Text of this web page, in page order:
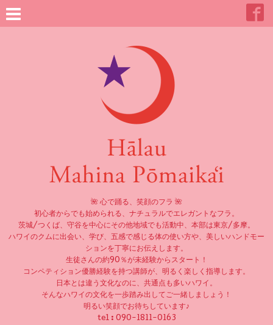
🌺 心で踊る、笑顔のフラ 🌺
初心者からでも始められる、ナチュラルでエレガントなフラ。
茨城/つくば、守谷を中心にその他地域でも活動中、本部は東京/多摩。
ハワイのクムに出会い、学び、五感で感じる体の使い方や、美しいハンドモー
ションを丁寧にお伝えします。
生徒さんの約90％が未経験からスタート！
コンペティション優勝経験を持つ講師が、明るく楽しく指導します。
日本とは違う文化なのに、共通点も多いハワイ。
そんなハワイの文化を一歩踏み出してご一緒しましょう！
明るい笑顔でお待ちしています♪
tel : 090-1811-0163